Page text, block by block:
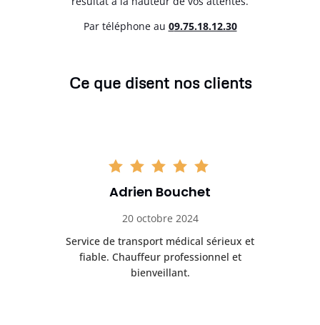
Par téléphone au 09.75.18.12.30
Ce que disent nos clients
Adrien Bouchet
20 octobre 2024
Service de transport médical sérieux et
fiable. Chauffeur professionnel et
bienveillant.